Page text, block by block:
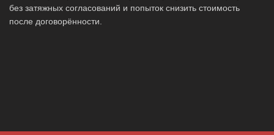
без затяжных согласований и попыток снизить стоимость
после договорённости.